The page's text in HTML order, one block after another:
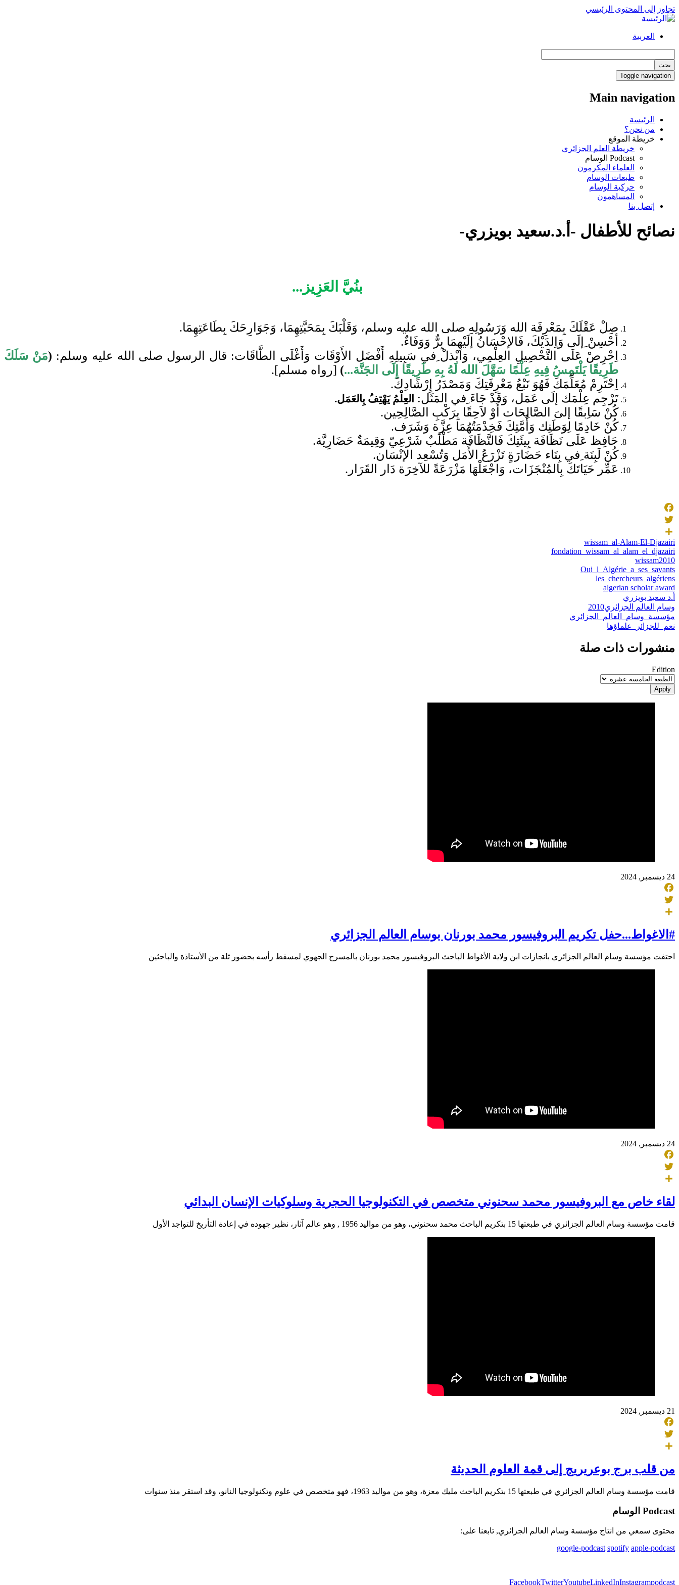
تجاوز إلى المحتوى الرئيسي
العربية
بحث
Toggle navigation
Main navigation
الرئيسة
من نحن؟
خريطة الموقع
خريطة العلم الجزائري
Podcast الوسام
العلماء المكرمون
طبعات الوسام
حركية الوسام
المساهمون
إتصل بنا
نصائح للأطفال -أ.د.سعيد بويزري-
بنُيَّ العَزِيز...
صلْ عَقْلَكَ بِمَعْرِفَة الله وَرَسُولِهِ صلى الله عليه وسلم، وَقَلْبَكَ بِمَحَبَّتِهِمَا، وَجَوَارِحَكَ بِطَاعَتِهِمَا.
أحْسِنْ ِإلَى وَاِلدَيْكَ، فَالإحْسَانُ إلَيْهِمَا بِرٌّ وَوَفَاءٌ.
اِحْرِصْ عَلَى التَّحْصِيلِ العِلْمِي، وَابْذلْ ِفي سَبِيلِهِ أَفْضَل الأَوْقَات وَأَغْلَى الطَّاقَات: قال الرسول صلى الله عليه وسلم: (مَنْ سَلَكَ
طَرِيقًا يَلْتَمِسُ فِيهِ عِلْمًا سَهَّلَ الله لَهُ بِهِ طَرِيقًا إِلَى الجَنَّة...) [رواه مسلم].
اِحْتَرِمْ مُعَلِّمَكَ فَهُوَ نَبْعُ مَعْرِفَتِكَ وَمَصْدَرُ إِرْشَادِكَ.
تَرْجِم عِلْمَك إلَى عَمَل، وَقَدْ جَاءَ ِفي المَثَل: العِلْمُ يَهْتِفُ بِالعَمَل.
كُنْ سَاِبقًا إلىَ الصَّالِحَات أَوْ لاَحِقًا بِرَكْبِ الصَّالِحِين.
كُنْ خَادِمًا لِوَطَنِك وَأُمَّتِكَ فَخِدْمَتُهُمَا عِزَّة وَشَرَف.
حَافِظ عَلَى نَظَافَة بِيئَتِكَ فَالنَّظَافَة مَطْلَبٌ شَرْعِيّ وَقِيمَةٌ حَضَارِيَّة.
كُنْ لَبِنَة ِفي بِنَاء حَضَارَةٍ تَزْرَعُ الأَمَل وَتُسْعِد الإنْسَان.
عَمِّر حَيَاتَكَ بِالمُنْجَزَات، وَاجْعَلْهَا مَزْرَعَةً للآخِرَة دَار القَرَار.
Facebook
Twitter
Share
wissam_al-Alam-El-Djazairi
fondation_wissam_al_alam_el_djazairi
wissam2010
Oui_l_Algérie_a_ses_savants
les_chercheurs_algériens
algerian scholar award
أ.د سعيد بويزري
وسام العالم الجزائري2010
مؤسسة_وسام_العالم_الجزائري
نعم_للجزائر_علماؤها
منشورات ذات صلة
Edition
Apply
24 ديسمبر, 2024
Facebook
Twitter
#الاغواط...حفل تكريم البروفيسور محمد بورنان بوسام العالم الجزائري
احتفت مؤسسة وسام العالم الجزائري بانجازات ابن ولاية الأغواط الباحث البروفيسور محمد بورنان بالمسرح الجهوي لمسقط رأسه بحضور ثلة من الأستاذة والباحثين
24 ديسمبر, 2024
Facebook
Twitter
لقاء خاص مع البروفيسور محمد سحنوني متخصص في التكنولوجيا الحجرية وسلوكيات الإنسان البدائي
قامت مؤسسة وسام العالم الجزائري في طبعتها 15 بتكريم الباحث محمد سحنوني، وهو من مواليد 1956 , وهو عالم آثار، نظير جهوده في إعادة التأريخ للتواجد الأول
21 ديسمبر, 2024
Facebook
Twitter
من قلب برج بوعريريج إلى قمة العلوم الحديثة
قامت مؤسسة وسام العالم الجزائري في طبعتها 15 بتكريم الباحث مليك معزة، وهو من مواليد 1963، فهو متخصص في علوم وتكنولوجيا النانو، وقد استقر منذ سنوات
Podcast الوسام
محتوى سمعي من انتاج مؤسسة وسام العالم الجزائري, تابعنا على:
google-podcast spotify apple-podcast
FacebookTwitterYoutubeLinkedInInstagrampodcast